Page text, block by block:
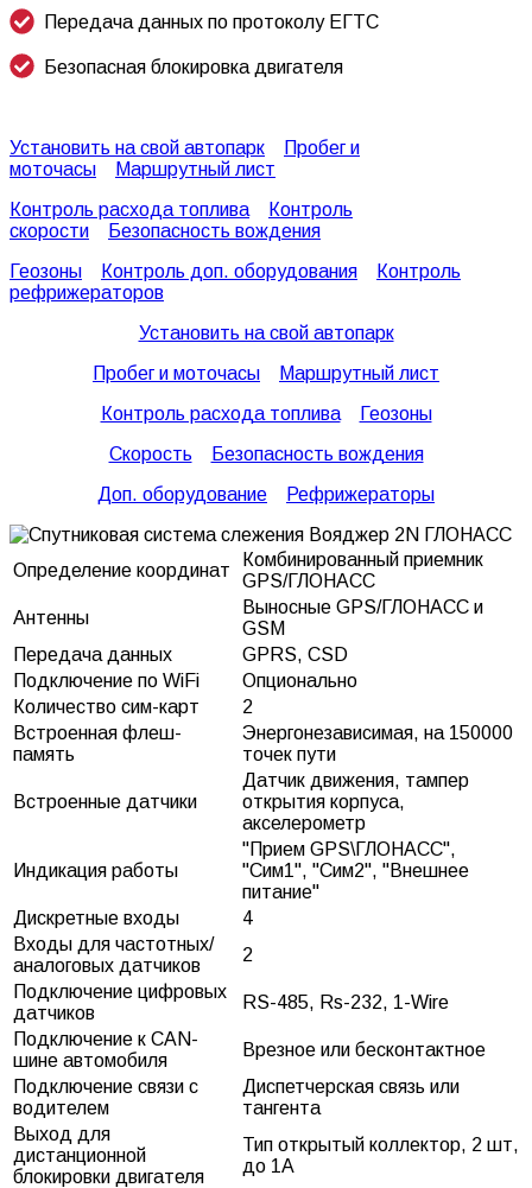
Передача данных по протоколу ЕГТС
Безопасная блокировка двигателя
Установить на свой автопарк
Пробег и
моточасы
Маршрутный лист
Контроль расхода топлива
Контроль
скорости
Безопасность вождения
Геозоны
Контроль доп. оборудования
Контроль
рефрижераторов
Установить на свой автопарк
Пробег и моточасы
Маршрутный лист
Контроль расхода топлива
Геозоны
Скорость
Безопасность вождения
Доп. оборудование
Рефрижераторы
Определение координат
Комбинированный приемник
GPS/ГЛОНАСС
Антенны
Выносные GPS/ГЛОНАСС и
GSM
Передача данных
GPRS, CSD
Подключение по WiFi
Опционально
Количество сим-карт
2
Встроенная флеш-
память
Энергонезависимая, на 150000
точек пути
Встроенные датчики
Датчик движения, тампер
открытия корпуса,
акселерометр
Индикация работы
"Прием GPS\ГЛОНАСС",
"Сим1", "Сим2", "Внешнее
питание"
Дискретные входы
4
Входы для частотных/
аналоговых датчиков
2
Подключение цифровых
датчиков
RS-485, Rs-232, 1-Wire
Подключение к CAN-
шине автомобиля
Врезное или бесконтактное
Подключение связи с
водителем
Диспетчерская связь или
тангента
Выход для
дистанционной
блокировки двигателя
Тип открытый коллектор, 2 шт,
до 1А